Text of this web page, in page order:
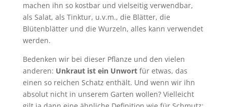
machen ihn so kostbar und vielseitig verwendbar,
als Salat, als Tinktur, u.v.m., die Blätter, die
Blütenblätter und die Wurzeln, alles kann verwendet
werden.
Bedenken wir bei dieser Pflanze und den vielen
anderen: Unkraut ist ein Unwortfür etwas, das
einen so reichen Schatz enthält. Und wenn wir ihn
absolut nicht in unserem Garten wollen? Vielleicht